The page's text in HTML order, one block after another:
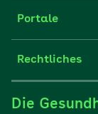
FAQ
Struktur &
Partner der
Portale
Fachportal
Rechtliches
Impressum
Die